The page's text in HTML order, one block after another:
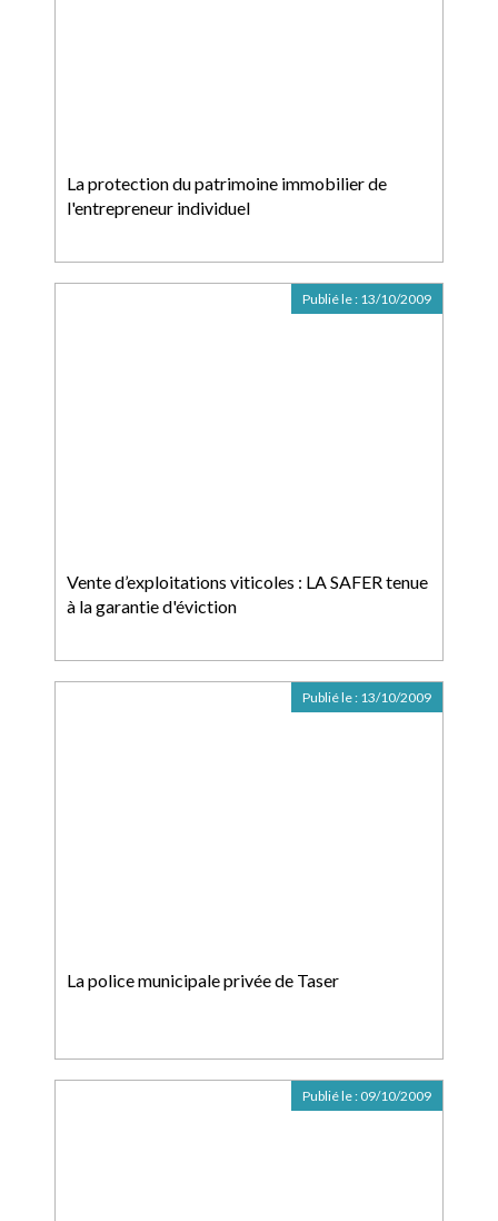
La protection du patrimoine immobilier de
l'entrepreneur individuel
Vente d’exploitations viticoles : LA SAFER tenue
à la garantie d'éviction
Publié le : 13/10/2009
La police municipale privée de Taser
Publié le : 13/10/2009
Publié le : 09/10/2009